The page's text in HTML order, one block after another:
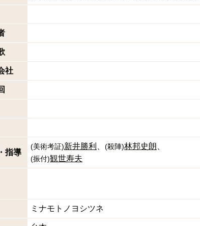
社
指導
(美術考証)新井勝利 (殺陣)林邦史朗
(振付)観世寿夫
ミナモトノヨシツネ